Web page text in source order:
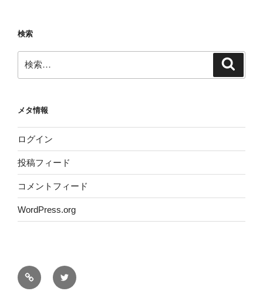
検索
索:
メタ情報
ログイン
投稿フィード
コメントフィード
WordPress.org
サ
イ
Twitter